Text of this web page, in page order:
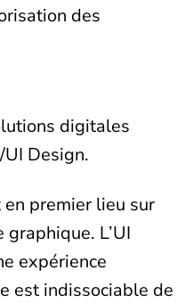
des
digitales
Design.
premier lieu sur
L’UI
expérience
est indissociable de